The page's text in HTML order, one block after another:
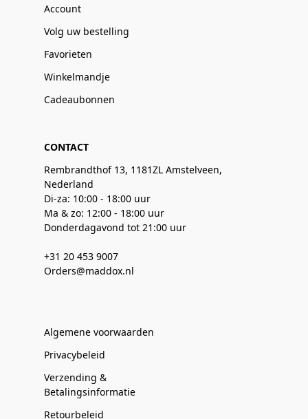
Account
Volg uw bestelling
Favorieten
Winkelmandje
Cadeaubonnen
CONTACT
Rembrandthof 13, 1181ZL Amstelveen,
Nederland
Di-za: 10:00 - 18:00 uur
Ma & zo: 12:00 - 18:00 uur
Donderdagavond tot 21:00 uur
+31 20 453 9007
Orders@maddox.nl
Algemene voorwaarden
Privacybeleid
Verzending &
Betalingsinformatie
Retourbeleid